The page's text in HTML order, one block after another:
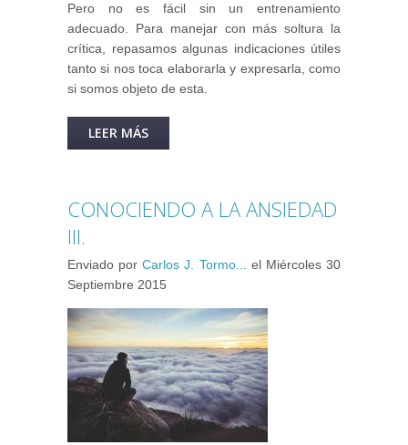
Pero no es fácil sin un entrenamiento
adecuado. Para manejar con más soltura la
crítica, repasamos algunas indicaciones útiles
tanto si nos toca elaborarla y expresarla, como
si somos objeto de esta.
LEER MÁS
DESDE AMBAS PERSPECTIVAS.
CONOCIENDO A LA ANSIEDAD
III.
Enviado porCarlos J. Tormo... el Miércoles 30
Septiembre 2015